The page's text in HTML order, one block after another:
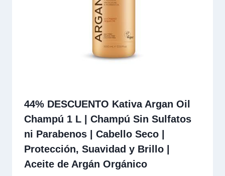
44% DESCUENTO Kativa Argan Oil
Champú 1 L | Champú Sin Sulfatos
ni Parabenos | Cabello Seco |
Protección, Suavidad y Brillo |
Aceite de Argán Orgánico